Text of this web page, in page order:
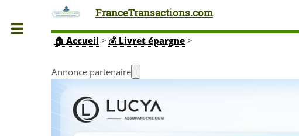
FranceTransactions.com
🏠 Accueil > 💰 Livret épargne >
Annonce partenaire
Toggle